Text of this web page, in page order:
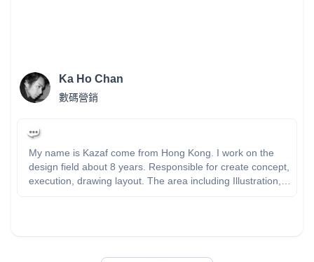
Ka Ho Chan
數碼營銷
My name is Kazaf come from Hong Kong. I work on the
design field about 8 years. Responsible for create concept,
execution, drawing layout. The area including Illustration,